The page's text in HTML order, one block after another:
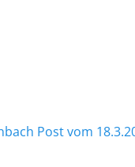
Post vom